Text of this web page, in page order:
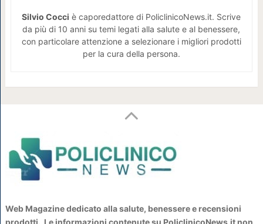
Silvio Cocci è caporedattore di PoliclinicoNews.it. Scrive
da più di 10 anni su temi legati alla salute e al benessere,
con particolare attenzione a selezionare i migliori prodotti
per la cura della persona.
Web Magazine dedicato alla salute, benessere e recensioni
prodotti. Le informazioni contenute su PoliclinicoNews.it non